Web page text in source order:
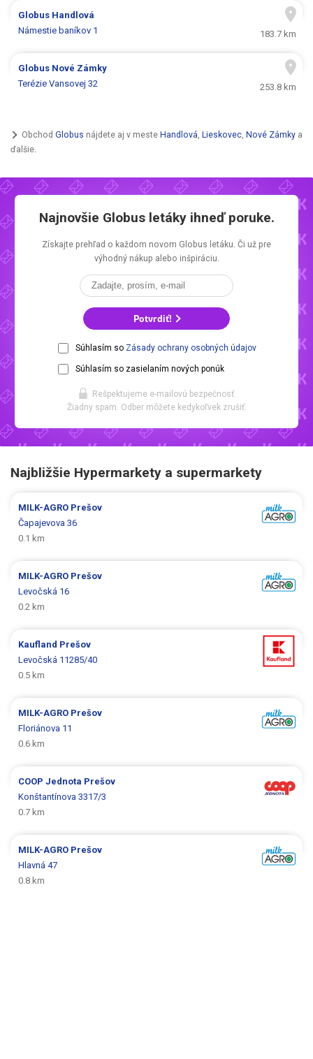
Globus Handlová
Námestie baníkov 1
183.7 km
Globus Nové Zámky
Terézie Vansovej 32
253.8 km
Obchod Globus nájdete aj v meste Handlová, Lieskovec, Nové Zámky a
ďalšie.
Najnovšie Globus letákyihneď poruke.
Získajte prehľad o každom novom Globus letáku. Či už pre
výhodný nákup alebo inšpiráciu.
Potvrdiť!
Súhlasím so Zásady ochrany osobných údajov
Súhlasím so zasielaním nových ponúk
Rešpektujeme e-mailovú bezpečnosť.
Žiadny spam. Odber môžete kedykoľvek zrušiť.
Najbližšie Hypermarkety a supermarkety
MILK-AGRO Prešov
Čapajevova 36
0.1 km
MILK-AGRO Prešov
Levočská 16
0.2 km
Kaufland Prešov
Levočská 11285/40
0.5 km
MILK-AGRO Prešov
Floriánova 11
0.6 km
COOP Jednota Prešov
Konštantínova 3317/3
0.7 km
MILK-AGRO Prešov
Hlavná 47
0.8 km